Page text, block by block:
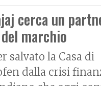
cerca un
marchio
salvato la Casa di
dalla crisi